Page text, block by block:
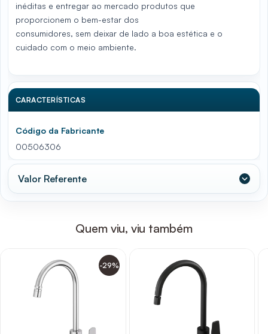
inéditas e entregar ao mercado produtos que
proporcionem o bem-estar dos
consumidores, sem deixar de lado a boa estética e o
cuidado com o meio ambiente.
CARACTERÍSTICAS
Código da Fabricante
00506306
Valor Referente
Quem viu, viu também
-29%